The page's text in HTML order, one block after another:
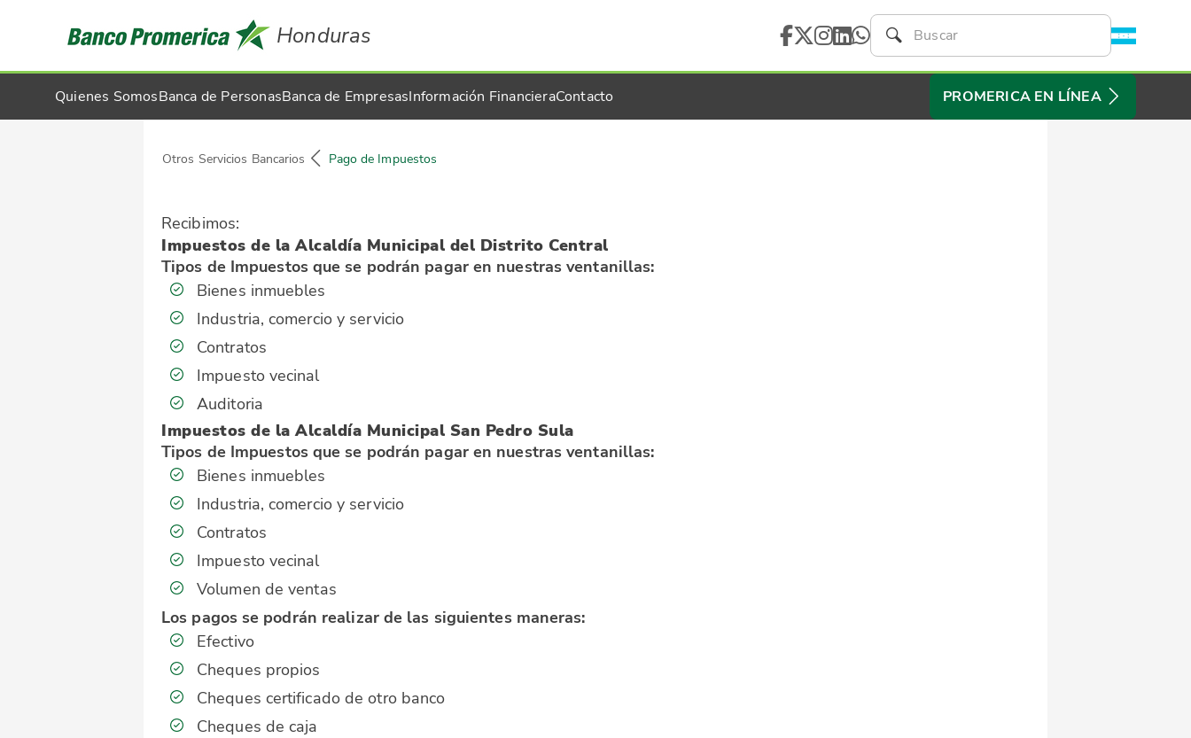
Honduras
Quienes SomosBanca de PersonasBanca de EmpresasInformación FinancieraContacto PROMERICA EN LÍNEA
Pago de Impuestos
Otros Servicios Bancarios
Recibimos:
Impuestos de la Alcaldía Municipal del Distrito Central
Tipos de Impuestos que se podrán pagar en nuestras ventanillas:
Bienes inmuebles
Industria, comercio y servicio
Contratos
Impuesto vecinal
Auditoria
Impuestos de la Alcaldía Municipal San Pedro Sula
Tipos de Impuestos que se podrán pagar en nuestras ventanillas:
Bienes inmuebles
Industria, comercio y servicio
Contratos
Impuesto vecinal
Volumen de ventas
Los pagos se podrán realizar de las siguientes maneras:
Efectivo
Cheques propios
Cheques certificado de otro banco
Cheques de caja